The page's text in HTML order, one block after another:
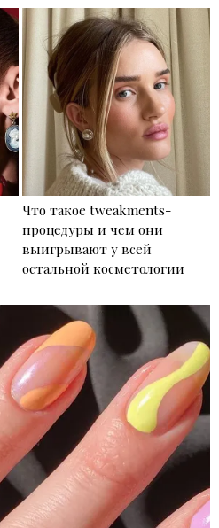
Что такое tweakments-
процедуры и чем они
выигрывают у всей
остальной косметологии